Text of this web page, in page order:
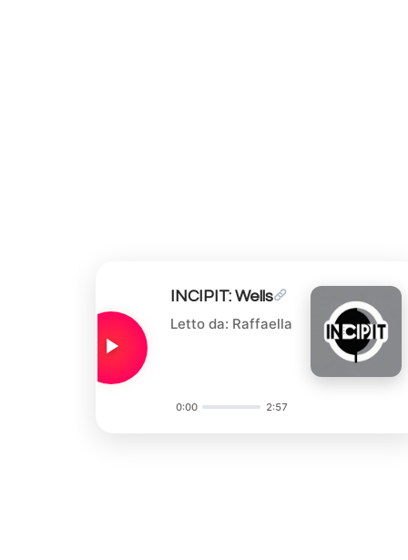
INCIPIT: Wells
Letto da: Raffaella
0:00 2:57